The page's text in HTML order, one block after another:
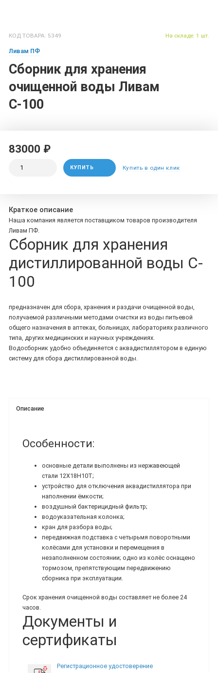
КОД ТОВАРА: 5349
Ливам ПФ
Сборник для хранения
очищенной воды Ливам
С-100
На складе: 1 шт.
83000 ₽
КУПИТЬ Купить в один клик
Краткое описание
Наша компания является поставщиком товаров производителя
Ливам ПФ.
Сборник для хранения
дистиллированной воды C-
100
предназначен для сбора, хранения и раздачи очищенной воды,
получаемой различными методами очистки из воды питьевой
общего назначения в аптеках, больницах, лабораториях различного
типа, других медицинских и научных учреждениях.
Водосборник удобно объединяется с аквадистиллятором в единую
систему для сбора дистиллированной воды.
Описание
Особенности:
основные детали выполнены из нержавеющей
стали 12Х18Н10Т;
устройство для отключения аквадистиллятора при
наполнении ёмкости;
воздушный бактерицидный фильтр;
водоуказательная колонка;
кран для разбора воды;
передвижная подставка с четырьмя поворотными
колёсами для установки и перемещения в
незаполненном состоянии; одно из колёс оснащено
тормозом, препятствующим передвижению
сборника при эксплуатации.
Срок хранения очищенной воды составляет не более 24
часов.
Документы и
сертификаты
Регистрационное удостоверение